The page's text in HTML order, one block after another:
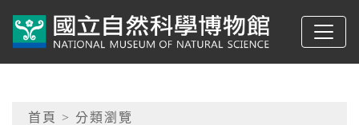
典藏網-國立自然科學
網頁導覽
首頁 > 分類瀏覽